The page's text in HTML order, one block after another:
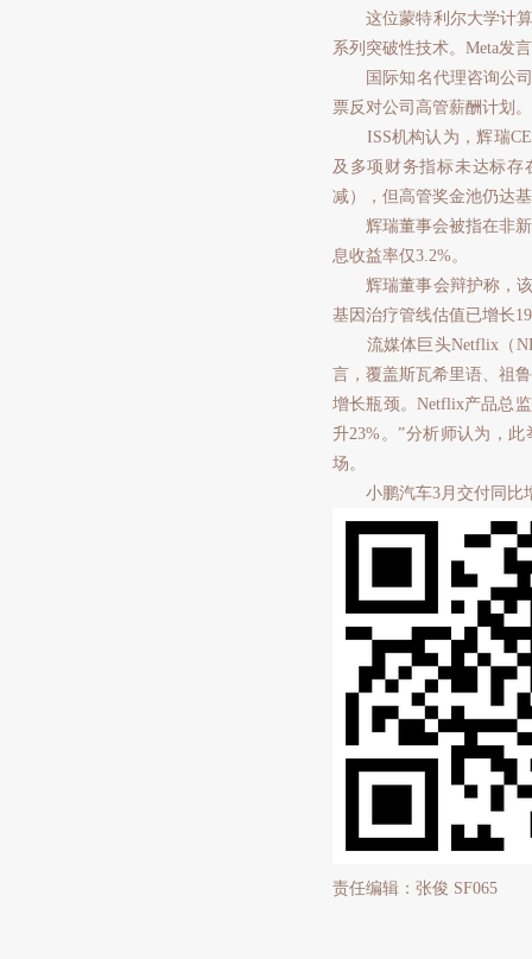
这位蒙特利尔大学计算
系列突破性技术。Meta发
国际知名代理咨询公司
票反对公司高管薪酬计划。
ISS机构认为，辉瑞CEO
及多项财务指标未达标存
减），但高管奖金池仍达
辉瑞董事会被指在非新
息收益率仅3.2%。
辉瑞董事会辩护称，该
基因治疗管线估值已增长
流媒体巨头Netflix（
言，覆盖斯瓦希里语、祖
增长瓶颈。Netflix产品总
升23%。”分析师认为，
场。
小鹏汽车3月交付同比
责任编辑：张俊 SF065